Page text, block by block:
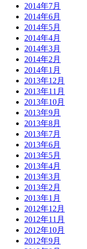
2014年7月
2014年6月
2014年5月
2014年4月
2014年3月
2014年2月
2014年1月
2013年12月
2013年11月
2013年10月
2013年9月
2013年8月
2013年7月
2013年6月
2013年5月
2013年4月
2013年3月
2013年2月
2013年1月
2012年12月
2012年11月
2012年10月
2012年9月